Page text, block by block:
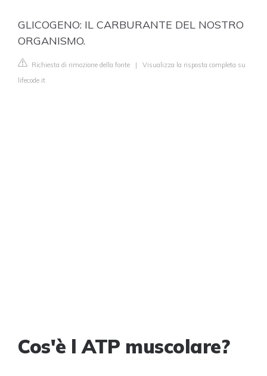
GLICOGENO: IL CARBURANTE DEL NOSTRO
ORGANISMO.
Richiesta di rimozione della fonte | Visualizza la risposta completa su
lifecode.it
Cos'è l ATP muscolare?